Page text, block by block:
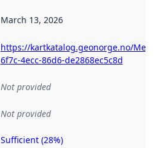
March 13, 2026
https://kartkatalog.geonorge.no/
6f7c-4ecc-86d6-de2868ec5c8d
Not provided
Not provided
Sufficient (28%)